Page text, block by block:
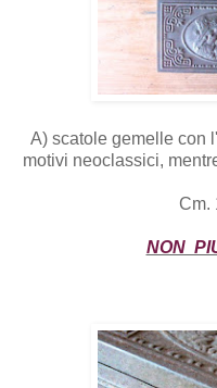
A) scatole gemelle con
motivi neoclassici,
Cm.
NON